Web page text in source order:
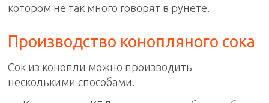
котором не так много говорят в рунете.
Производство конопляного сока
Сок из конопли можно производить
несколькими способами.